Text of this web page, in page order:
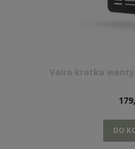
Vaira kratka
DO